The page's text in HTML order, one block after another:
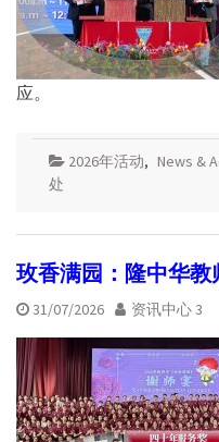
应。
2026年活动, News &
处
玫香满园：隆中华
31/07/2026 资讯中心 3